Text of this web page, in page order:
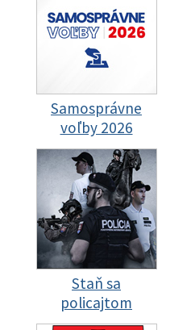
Samosprávne
voľby 2026
Staň sa
policajtom